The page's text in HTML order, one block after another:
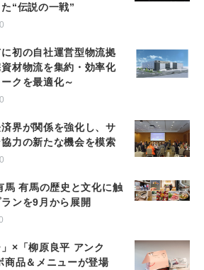
“伝説の一戦”
初の自社運営型物流拠
材物流を集約・効率化
クを最適化～
界が関係を強化し、サ
力の新たな機会を模索
馬 有馬の歴史と文化に触
ンを9月から展開
」×「柳原良平 アンク
商品＆メニューが登場